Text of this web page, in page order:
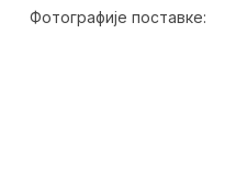
Фотографије поставке: